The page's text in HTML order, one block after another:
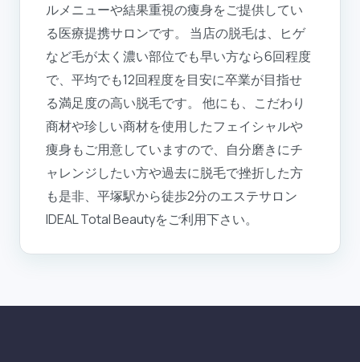
ルメニューや結果重視の痩身をご提供してい
る医療提携サロンです。 当店の脱毛は、ヒゲ
など毛が太く濃い部位でも早い方なら6回程度
で、平均でも12回程度を目安に卒業が目指せ
る満足度の高い脱毛です。 他にも、こだわり
商材や珍しい商材を使用したフェイシャルや
痩身もご用意していますので、自分磨きにチ
ャレンジしたい方や過去に脱毛で挫折した方
も是非、平塚駅から徒歩2分のエステサロン
IDEAL Total Beautyをご利用下さい。